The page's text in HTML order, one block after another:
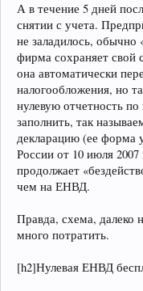
А в течение 5 дней
снятии с учета.
не заладилось, обычно
фирма сохраняет
она автоматически
налогообложения, но
нулевую отчетность
заполнить, так
декларацию (ее
России от 10 июля
продолжает
чем на ЕНВД.
Правда, схема, далеко
много потратить.
[h2]Нулевая ЕНВД